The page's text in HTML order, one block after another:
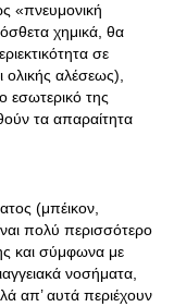
«πνευμονική
χημικά, θα
σε
αλέσεως),
εσωτερικό της
τα απαραίτητα
(μπέικον,
πολύ περισσότερο
και σύμφωνα με
νοσήματα,
απ’ αυτά περιέχουν